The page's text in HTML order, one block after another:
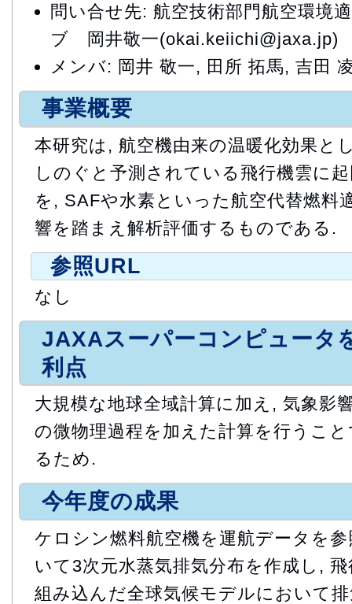
問い合せ先: 航空技術部門航空環境
ブ 岡井敬一(okai.keiichi@jaxa.jp)
メンバ: 岡井 敬一, 田所 拓馬, 吉田
事業概要
本研究は, 航空機由来の温暖化効果と
しのぐと予測されている飛行機雲に
を, SAFや水素といった航空代替燃料
響を踏まえ解析評価するものである.
参照URL
なし
JAXAスーパーコンピュータ
利点
大規模な地球全域計算に加え, 気象影
の微物理過程を加えた計算を行うこ
るため.
今年度の成果
ケロシン燃料航空機を運航データを
いて3次元水蒸気排気分布を作成し,
組み込んだ全球気候モデルにおいて